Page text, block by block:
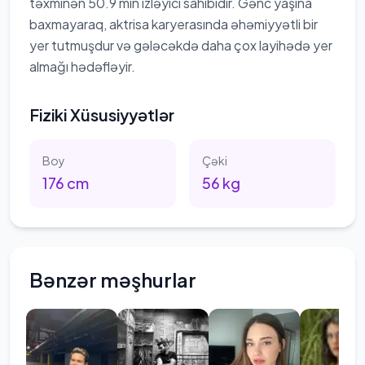
baxmayaraq, aktrisa karyerasında əhəmiyyətli bir
yer tutmuşdur və gələcəkdə daha çox layihədə yer
almağı hədəfləyir.
Fiziki Xüsusiyyətlər
Boy
176 cm
Çəki
56 kg
Bənzər məşhurlar